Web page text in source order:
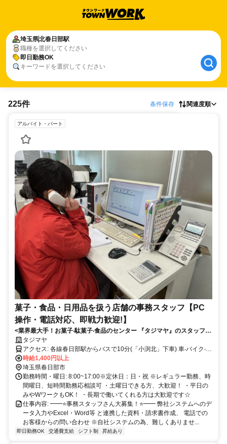
埼玉県北春日部駅
職種を選択してください
即日勤務OK
キーワードを選択してください
225件 条件保存 関連度順
アルバイト・パート
菓子・食品・日用品を扱う店舗の事務スタッフ【PC
操作・電話対応、即戦力歓迎!】
<業界最⼤⼿！お菓⼦‧駄菓⼦‧⾷品のセンター 『タジマヤ』のスタッフさ
ん⼤募集!>
タジマヤ
アクセス: 各線春⽇部駅からバスで10分(「⼩渕北」下⾞) ⾞‧バイク‧⾃
転⾞通勤もOK
時給1,400円以上
埼玉県春日部市
勤務時間・曜日: 8:00~17:00※定休日：日・祝 ※レギュラー勤務、時
間曜日、短時間勤務応相談可 ・土曜日できる方、大歓迎！ ・平日の
みやWワークもOK！ ・長期で働いてくれる方は大歓迎です☆
仕事内容: ━━⭐事務スタッフさん大募集！⭐━━ 弊社システムへのデ
ータ入力やExcel・Word等 と連携した資料・請求書作成、 電話での
お客様からの問い合わせ ※自社システムの為、難しくありませ...
即日勤務OK 交通費支給 シフト制 昇給あり